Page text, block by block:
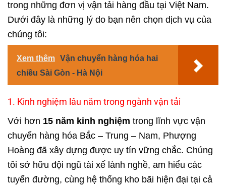
trong những đơn vị vận tải hàng đầu tại Việt Nam.
Dưới đây là những lý do bạn nên chọn dịch vụ của
chúng tôi:
Xem thêm Vận chuyển hàng hóa hai
chiều Sài Gòn - Hà Nội
1. Kinh nghiệm lâu năm trong ngành vận tải
Với hơn 15 năm kinh nghiệm trong lĩnh vực vận
chuyển hàng hóa Bắc – Trung – Nam, Phượng
Hoàng đã xây dựng được uy tín vững chắc. Chúng
tôi sở hữu đội ngũ tài xế lành nghề, am hiểu các
tuyến đường, cùng hệ thống kho bãi hiện đại tại cả